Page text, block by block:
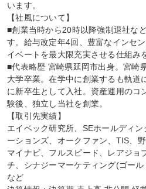
います。
【社風について】
■創業当時から20時以降強制退社な
す。給与改定年4回、豊富なインセ
イベートを最大限充実させる仕組み
■代表略歴 宮崎県延岡市出身。宮崎
大学卒業。在学中に創業するも軌道
に新卒生として入社。資産運用のコ
験後、独立し当社を創業。
【取引先実績】
エイベック研究所、SEホールディ
ーションズ、オークファン、TIS、
マイナビ、フルスピード、レアジョ
チ、シナジーマーケティング(ゴー
など